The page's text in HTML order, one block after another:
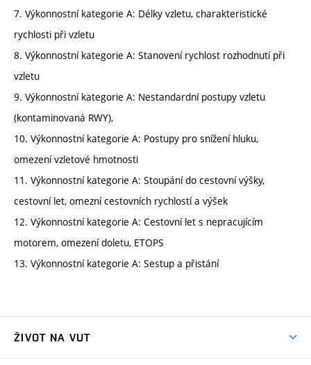
7. Výkonnostní kategorie A: Délky vzletu, charakteristické
rychlosti při vzletu
8. Výkonnostní kategorie A: Stanovení rychlost rozhodnutí při
vzletu
9. Výkonnostní kategorie A: Nestandardní postupy vzletu
(kontaminovaná RWY),
10. Výkonnostní kategorie A: Postupy pro snížení hluku,
omezení vzletové hmotnosti
11. Výkonnostní kategorie A: Stoupání do cestovní výšky,
cestovní let, omezní cestovních rychlostí a výšek
12. Výkonnostní kategorie A: Cestovní let s nepracujícím
motorem, omezení doletu, ETOPS
13. Výkonnostní kategorie A: Sestup a přistání
ŽIVOT NA VUT